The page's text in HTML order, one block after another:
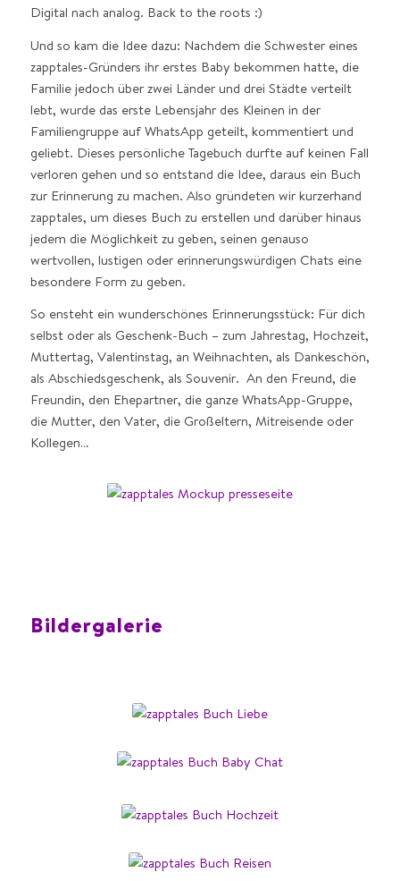
Digital nach analog. Back to the roots :)
Und so kam die Idee dazu: Nachdem die Schwester eines
zapptales-Gründers ihr erstes Baby bekommen hatte, die
Familie jedoch über zwei Länder und drei Städte verteilt
lebt, wurde das erste Lebensjahr des Kleinen in der
Familiengruppe auf WhatsApp geteilt, kommentiert und
geliebt. Dieses persönliche Tagebuch durfte auf keinen Fall
verloren gehen und so entstand die Idee, daraus ein Buch
zur Erinnerung zu machen. Also gründeten wir kurzerhand
zapptales, um dieses Buch zu erstellen und darüber hinaus
jedem die Möglichkeit zu geben, seinen genauso
wertvollen, lustigen oder erinnerungswürdigen Chats eine
besondere Form zu geben.
So ensteht ein wunderschönes Erinnerungsstück: Für dich
selbst oder als Geschenk-Buch – zum Jahrestag, Hochzeit,
Muttertag, Valentinstag, an Weihnachten, als Dankeschön,
als Abschiedsgeschenk, als Souvenir. An den Freund, die
Freundin, den Ehepartner, die ganze WhatsApp-Gruppe,
die Mutter, den Vater, die Großeltern, Mitreisende oder
Kollegen…
Bildergalerie